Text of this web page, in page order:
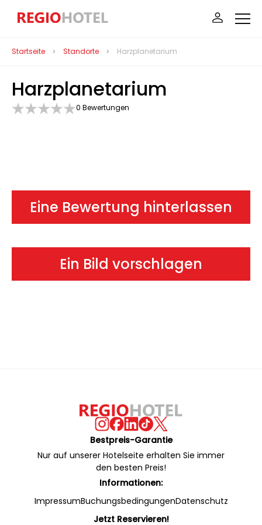
Startseite Standorte Harzplanetarium
Harzplanetarium
0 Bewertungen
Eine Bewertung hinterlassen
Ein Bild vorschlagen
Bestpreis-Garantie
Nur auf unserer Hotelseite erhalten Sie immer
den besten Preis!
Informationen:
ImpressumBuchungsbedingungenDatenschutz
Jetzt Reservieren!